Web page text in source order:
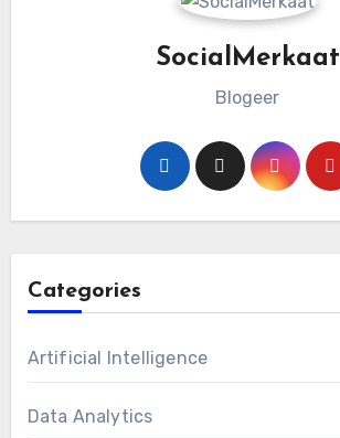
SocialMerkaat
Blogeer
Categories
Artificial Intelligence
Data Analytics